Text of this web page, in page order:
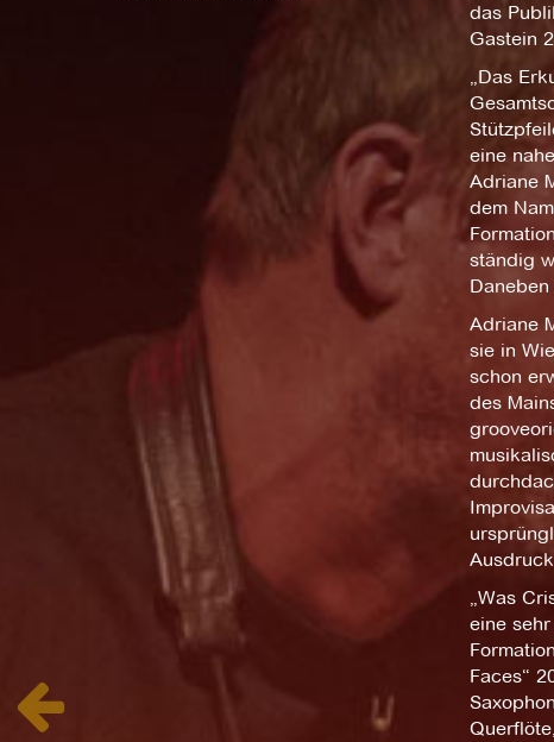
das
Gastein
„Das
eine
Adriane
dem
ständig
Adriane
sie in
schon
des
„Was
eine
Faces“